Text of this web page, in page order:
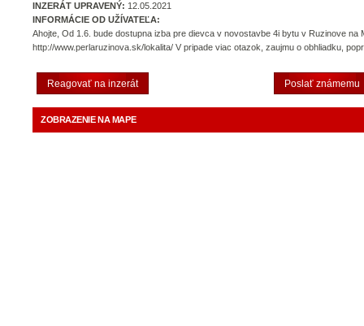
INZERÁT UPRAVENÝ: 12.05.2021
INFORMÁCIE OD UŽÍVATEĽA:
Ahojte, Od 1.6. bude dostupna izba pre dievca v novostavbe 4i bytu v Ruzinove na
http://www.perlaruzinova.sk/lokalita/ V pripade viac otazok, zaujmu o obhliadku,
Reagovať na inzerát Poslať známemu
ZOBRAZENIE NA MAPE